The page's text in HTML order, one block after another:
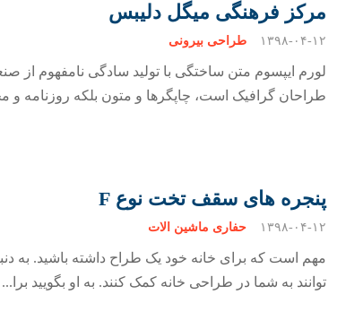
مرکز فرهنگی میگل دلیبس
۱۳۹۸-۰۴-۱۲ طراحی بیرونی
لورم ایپسوم متن ساختگی با تولید سادگی نامفهوم از
طراحان گرافیک است، چاپگرها و متون بلکه روزنامه و
پنجره های سقف تخت نوع F
۱۳۹۸-۰۴-۱۲ حفاری ماشین آلات
مهم است که برای خانه خود یک طراح داشته باشید. به
توانند به شما در طراحی خانه کمک کنند. به او بگویید برا...